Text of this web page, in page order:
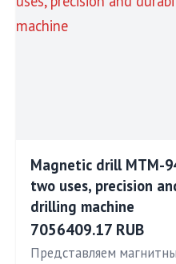
Magnetic drill MTM-
two uses, precision
drilling machine
7056409.17 RUB
Представляем